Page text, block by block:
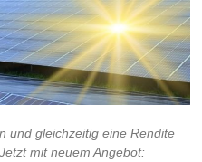
und gleichzeitig eine Rendite
mit neuem Angebot: